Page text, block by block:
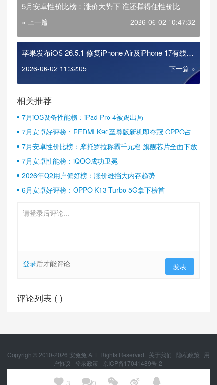
 3 0   
5月安卓性价比榜：涨价大势下 谁还撑得住性价比
« 上一篇 2026-06-02 10:47:32
苹果发布iOS 26.5.1 修复iPhone Air及iPhone 17有线充
电故障
2026-06-02 11:32:05 下一篇 »
相关推荐
7月iOS设备性能榜：iPad Pro 4被踢出局
7月安卓好评榜：REDMI K90至尊版新机即夺冠 OPPO占据
半壁江山
7月安卓性价比榜：摩托罗拉称霸千元档 旗舰芯片全面下放
7月安卓性能榜：iQOO成功卫冕
2026年Q2用户偏好榜：涨价难挡大内存趋势
6月安卓好评榜：OPPO K13 Turbo 5G拿下榜首
登录后才能评论 发表
评论列表 ( )
Copyright© 2010-2026 安兔兔 ALL Rights Reserved. 关于我们 隐私政策
用
户协议
登录政策
京ICP备17041489号-2
京公网安备 11010502054377号